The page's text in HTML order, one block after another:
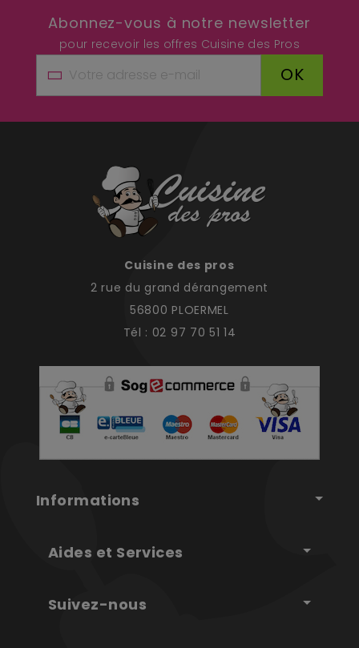
Abonnez-vous à notre newsletter
pour recevoir les offres Cuisine des Pros
OK
Cuisine des pros
2 rue du grand dérangement
56800 PLOERMEL
Tél : 02 97 70 51 14
Informations
Aides et Services
Suivez-nous